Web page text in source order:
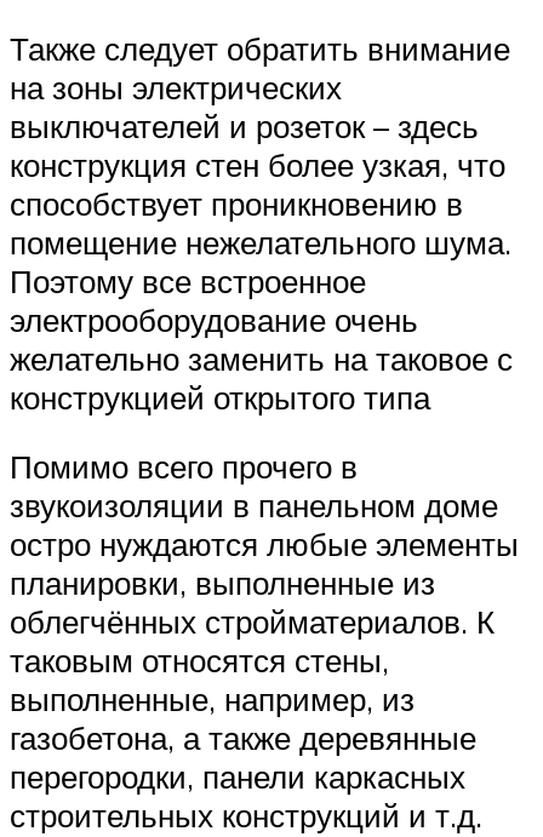
Также следует обратить внимание
на зоны электрических
выключателей и розеток – здесь
конструкция стен более узкая, что
способствует проникновению в
помещение нежелательного шума.
Поэтому все встроенное
электрооборудование очень
желательно заменить на таковое с
конструкцией открытого типа
Помимо всего прочего в
звукоизоляции в панельном доме
остро нуждаются любые элементы
планировки, выполненные из
облегчённых стройматериалов. К
таковым относятся стены,
выполненные, например, из
газобетона, а также деревянные
перегородки, панели каркасных
строительных конструкций и т.д.